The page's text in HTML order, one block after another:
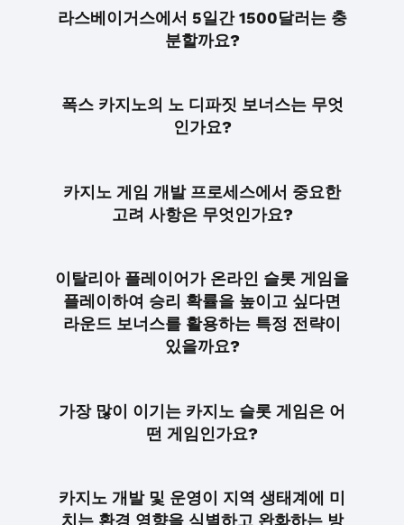
라스베이거스에서 5일간 1500달러는 충
분할까요?
폭스 카지노의 노 디파짓 보너스는 무엇
인가요?
카지노 게임 개발 프로세스에서 중요한
고려 사항은 무엇인가요?
이탈리아 플레이어가 온라인 슬롯 게임을
플레이하여 승리 확률을 높이고 싶다면
라운드 보너스를 활용하는 특정 전략이
있을까요?
가장 많이 이기는 카지노 슬롯 게임은 어
떤 게임인가요?
카지노 개발 및 운영이 지역 생태계에 미
치는 환경 영향을 식별하고 완화하는 방